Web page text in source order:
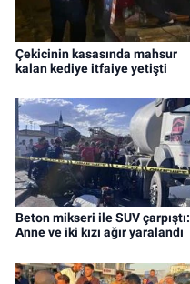
Çekicinin kasasında mahsur
kalan kediye itfaiye yetişti
Beton mikseri ile SUV çarpıştı:
Anne ve iki kızı ağır yaralandı